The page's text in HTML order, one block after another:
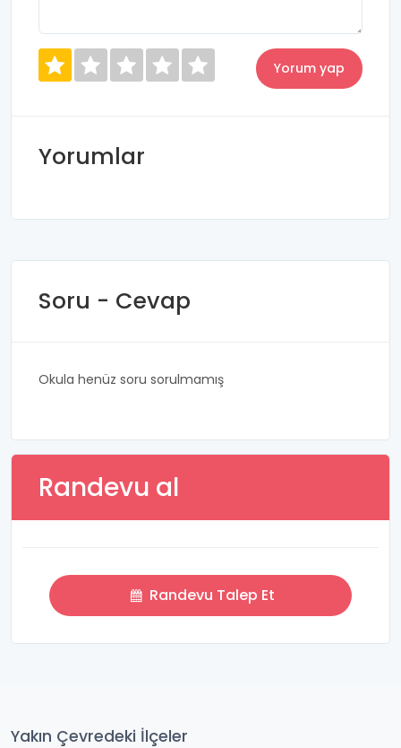
Yorumlar
Soru - Cevap
Okula henüz soru sorulmamış
Randevu al
Randevu Talep Et
Yakın Çevredeki İlçeler